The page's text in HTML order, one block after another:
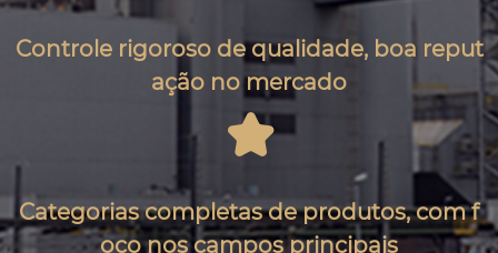
Controle rigoroso de qualidade, boa reput
ação no mercado

Categorias completas de produtos, com f
oco nos campos principais